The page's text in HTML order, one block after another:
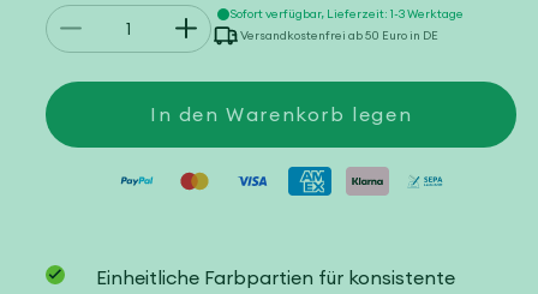
Anzahl
Verringere
die
für
Bastlernadeln,
Stück
Erhöhe
die
Bastlernadeln,
5
Stück
Sofort verfügbar, Lieferzeit: 1-3 Werktage
Versandkostenfrei ab 50 Euro in DE
In den Warenkorb legen
Einheitliche Farbpartien für konsistente